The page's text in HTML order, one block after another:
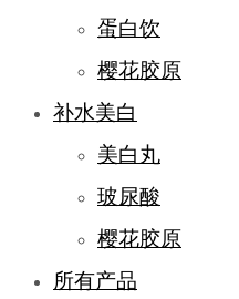
蛋白饮
樱花胶原
补水美白
美白丸
玻尿酸
樱花胶原
所有产品